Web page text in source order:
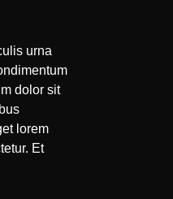
urna
dolor sit
lorem
Et